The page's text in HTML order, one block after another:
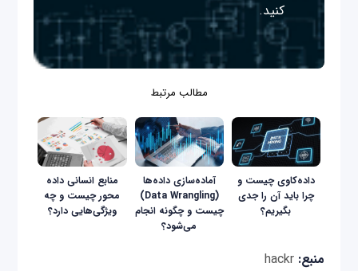
کنید.
مطالب مرتبط
داده‌کاوی چیست و
چرا باید آن را جدی
بگیریم؟
آماده‌سازی داده‌ها
(Data Wrangling)
چیست و چگونه انجام
می‌شود؟
منابع انسانی داده
محور چیست و چه
ویژگی‌هایی دارد؟
منبع:hackr